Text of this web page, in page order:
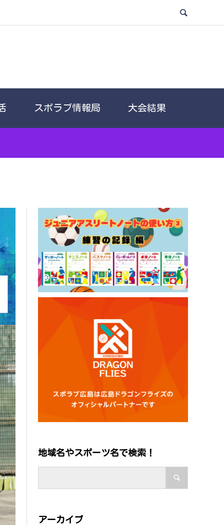
スポラブ情報局 大会結果
地域名やスポーツ名で検索！
アーカイブ